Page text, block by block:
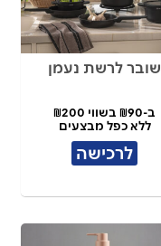
שובר לרשת נעמן
ב-₪90 בשווי ₪200
ללא כפל מבצעים
לרכישה